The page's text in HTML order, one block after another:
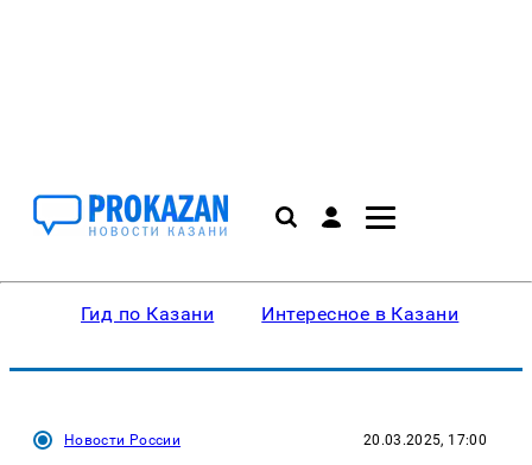
Гид по Казани Интересное в Казани
Новости России 20.03.2025, 17:00